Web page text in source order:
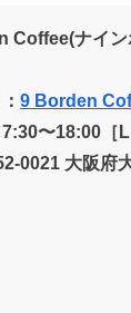
Coffee(ナイ
9 Borden
〜18:00 ［
0021 大阪府